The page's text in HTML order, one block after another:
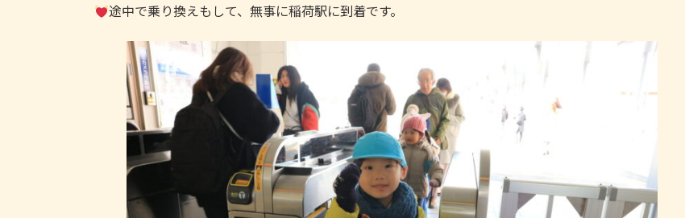
途中で乗り換えもして、無事に稲荷駅に到着です。